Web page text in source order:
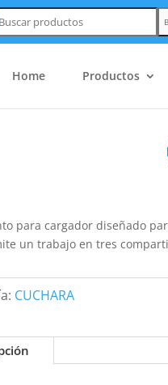
Home Productos
para cargador diseñado
un trabajo en tres
CUCHARA